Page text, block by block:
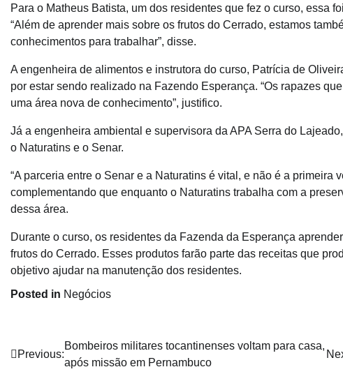
Para o Matheus Batista, um dos residentes que fez o curso, essa
“Além de aprender mais sobre os frutos do Cerrado, estamos
conhecimentos para trabalhar”, disse.
A engenheira de alimentos e instrutora do curso, Patrícia de
por estar sendo realizado na Fazendo Esperança. “Os rapazes
uma área nova de conhecimento”, justifico.
Já a engenheira ambiental e supervisora da APA Serra do
o Naturatins e o Senar.
“A parceria entre o Senar e a Naturatins é vital, e não é a primeira
complementando que enquanto o Naturatins trabalha com a
dessa área.
Durante o curso, os residentes da Fazenda da Esperança
frutos do Cerrado. Esses produtos farão parte das receitas que
objetivo ajudar na manutenção dos residentes.
Posted in Negócios
Navegação
Previous:
Bombeiros militares tocantinenses voltam para casa,
após missão em Pernambuco